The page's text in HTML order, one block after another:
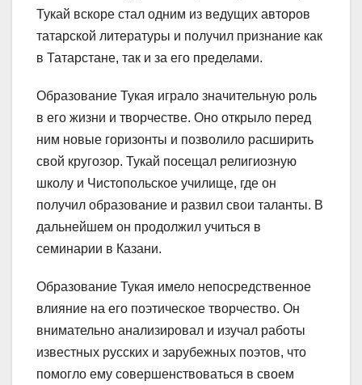
Тукай вскоре стал одним из ведущих авторов
татарской литературы и получил признание как
в Татарстане, так и за его пределами.
Образование Тукая играло значительную роль
в его жизни и творчестве. Оно открыло перед
ним новые горизонты и позволило расширить
свой кругозор. Тукай посещал религиозную
школу и Чистопольское училище, где он
получил образование и развил свои таланты. В
дальнейшем он продолжил учиться в
семинарии в Казани.
Образование Тукая имело непосредственное
влияние на его поэтическое творчество. Он
внимательно анализировал и изучал работы
известных русских и зарубежных поэтов, что
помогло ему совершенствоваться в своем